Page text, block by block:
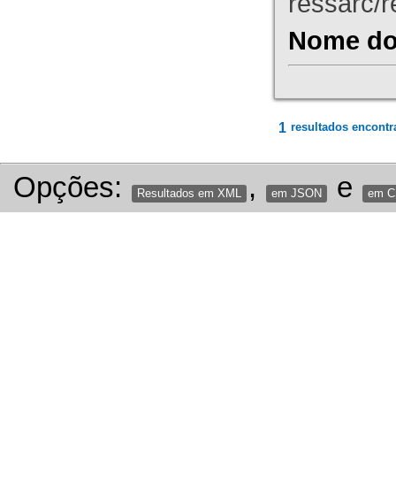
Nome
1 resultados
Opções: Resultados em XML , em JSON e em